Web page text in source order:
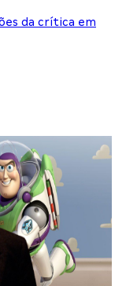
da crítica em